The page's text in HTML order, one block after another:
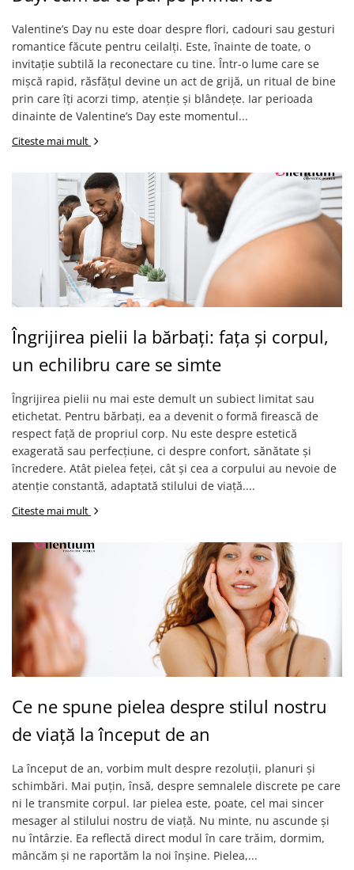
Valentine’s Day nu este doar despre flori, cadouri sau gesturi
romantice făcute pentru ceilalți. Este, înainte de toate, o
invitație subtilă la reconectare cu tine. Într-o lume care se
mișcă rapid, răsfățul devine un act de grijă, un ritual de bine
prin care îți acorzi timp, atenție și blândețe. Iar perioada
dinainte de Valentine’s Day este momentul...
Citeste mai mult
Îngrijirea pielii la bărbați: fața și corpul,
un echilibru care se simte
Îngrijirea pielii nu mai este demult un subiect limitat sau
etichetat. Pentru bărbați, ea a devenit o formă firească de
respect față de propriul corp. Nu este despre estetică
exagerată sau perfecțiune, ci despre confort, sănătate și
încredere. Atât pielea feței, cât și cea a corpului au nevoie de
atenție constantă, adaptată stilului de viață....
Citeste mai mult
Ce ne spune pielea despre stilul nostru
de viață la început de an
La început de an, vorbim mult despre rezoluții, planuri și
schimbări. Mai puțin, însă, despre semnalele discrete pe care
ni le transmite corpul. Iar pielea este, poate, cel mai sincer
mesager al stilului nostru de viață. Nu minte, nu ascunde și
nu întârzie. Ea reflectă direct modul în care trăim, dormim,
mâncăm și ne raportăm la noi înșine. Pielea,...